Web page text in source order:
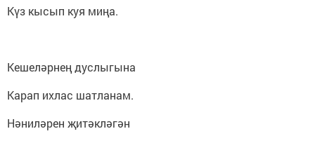
Күз кысып куя миңа.
Кешеләрнең дуслыгына
Карап ихлас шатланам.
Нәниләрен җитәкләгән